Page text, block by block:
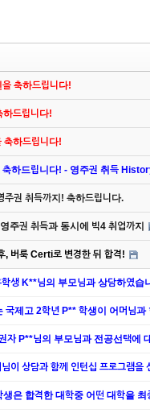
축하드립니다!
하드립니다!
축하드립니다!
축하드립니다! - 영주권 취득
주권 취득까지! 축하드립니다.
주권 취득과 동시에 빅4 취업까지
, 버룩 Certi로 변경한 뒤 합격!
학생 K**님의 부모님과 상담하였습
국제고 2학년 P** 학생이 어머님
자 P**님의 부모님과 전공선택에
이 상담과 함께 인턴십 프로그램을
생은 합격한 대학중 어떤 대학을